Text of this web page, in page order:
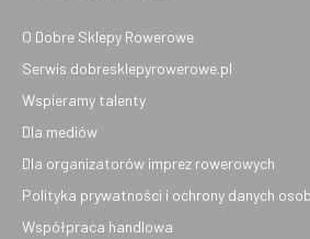
O Dobre Sklepy Rowerowe
Serwis dobresklepyrowerowe.pl
Wspieramy talenty
Dla mediów
Dla organizatorów imprez rowerowych
Polityka prywatności i ochrony danych
Współpraca handlowa